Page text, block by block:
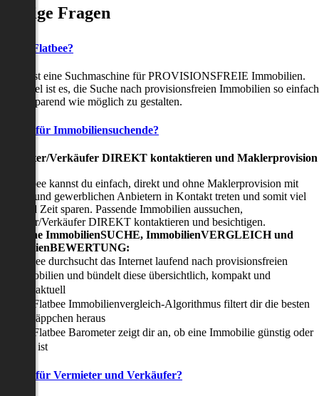
Fragen
ist Flatbee?
ist eine Suchmaschine für PROVISIONSFREIE Immobilien.
Ziel ist es, die Suche nach provisionsfreien Immobilien so einfach
zeitsparend wie möglich zu gestalten.
für Immobiliensuchende?
Verkäufer DIREKT kontaktieren und Maklerprovision
Flatbee kannst du einfach, direkt und ohne Maklerprovision mit
und gewerblichen Anbietern in Kontakt treten und somit viel
und Zeit sparen. Passende Immobilien aussuchen,
Verkäufer DIREKT kontaktieren und besichtigen.
in-one ImmobilienSUCHE, ImmobilienVERGLEICH und
Flatbee durchsucht das Internet laufend nach provisionsfreien
Immobilien und bündelt diese übersichtlich, kompakt und
tagesaktuell
Der Flatbee Immobilienvergleich-Algorithmus filtert dir die besten
Schnäppchen heraus
Der Flatbee Barometer zeigt dir an, ob eine Immobilie günstig oder
teuer ist
für Vermieter und Verkäufer?